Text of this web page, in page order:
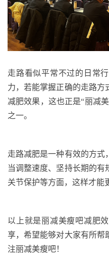
走路看似平常不过的日常
力，若能掌握正确的走路方
减肥效果，这也正是“丽减
之一。
走路减肥是一种有效的方式
当调整速度、坚持长期的有
关节保护等方面，这样才能
以上就是丽减美瘦吧减肥
享，希望能够对大家有所帮
注丽减美瘦吧！